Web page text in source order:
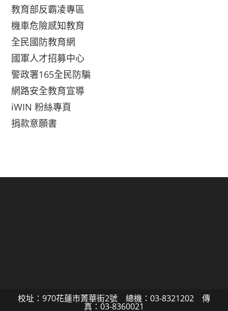
教育部反霸凌專區
機車危險感知教育
全民國防教育網
國軍人才招募中心
警政署165全民防騙
網路安全教育宣導
iWIN 粉絲專頁
捐款意願書
校址：970花蓮市菁華街2號 總機：03-8321202 傳
真：03-8360021